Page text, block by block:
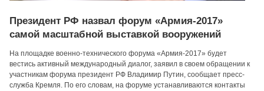
Президент РФ назвал форум «Армия-2017»
самой масштабной выставкой вооружений
На площадке военно-технического форума «Армия-2017» будет
вестись активный международный диалог, заявил в своем обращении к
участникам форума президент РФ Владимир Путин, сообщает пресс-
служба Кремля. По его словам, на форуме устанавливаются контакты